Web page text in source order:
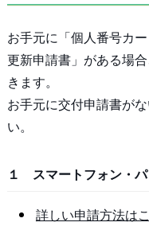
お手元に「個人番号カ
更新申請書」がある場
きます。
お手元に交付申請書が
い。
１ スマートフォン・
詳しい申請方法は